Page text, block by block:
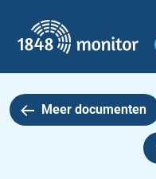
Hoofdmenu
Meer documenten